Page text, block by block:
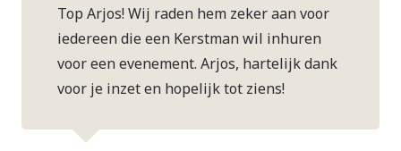
Top Arjos! Wij raden hem zeker aan voor
iedereen die een Kerstman wil inhuren
voor een evenement. Arjos, hartelijk dank
voor je inzet en hopelijk tot ziens!